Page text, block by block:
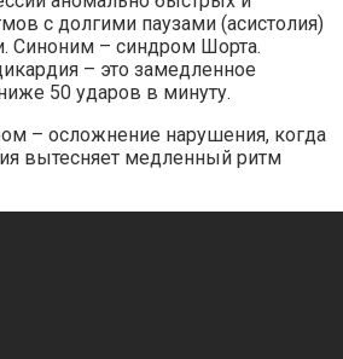
с долгими паузами (асистолия)
Синоним – синдром Шорта.
– это замедленное
50 ударов в минуту.
– осложнение нарушения, когда
вытесняет медленный ритм